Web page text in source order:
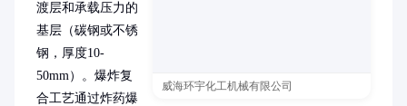
威海环宇化工机械有限公司
渡层和承载压力的
基层（碳钢或不锈
钢，厚度10-
50mm）。爆炸复
合工艺通过炸药爆